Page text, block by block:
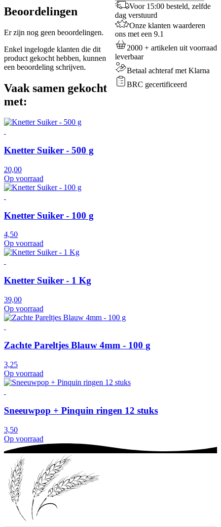
Voor 15:00 besteld, zelfde
dag verstuurd
Onze klanten waarderen
ons met een 9.1
2000 + artikelen uit voorraad
leverbaar
Betaal achteraf met Klarna
BRC gecertificeerd
Beoordelingen
Er zijn nog geen beoordelingen.
Enkel ingelogde klanten die dit
product gekocht hebben, kunnen
een beoordeling schrijven.
Vaak samen gekocht
met:
Knetter Suiker - 500 g
20,00
Op voorraad
Knetter Suiker - 100 g
4,50
Op voorraad
Knetter Suiker - 1 Kg
39,00
Op voorraad
Zachte Pareltjes Blauw 4mm - 100 g
3,25
Op voorraad
Sneeuwpop + Pinquin ringen 12 stuks
3,50
Op voorraad